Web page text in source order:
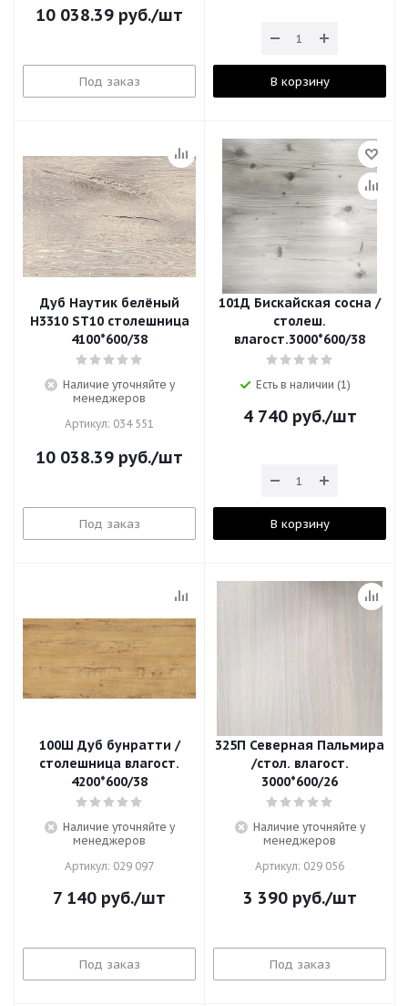
10 038.39 руб./шт
Под заказ В корзину
Дуб Наутик белёный
H3310 ST10 столешница
4100*600/38
Наличие уточняйте у
менеджеров
Артикул: 034 551
10 038.39 руб./шт
Под заказ
101Д Бискайская сосна /
столеш.
влагост.3000*600/38
Есть в наличии (1)
4 740руб./шт
В корзину
100Ш Дуб бунратти /
столешница влагост.
4200*600/38
Наличие уточняйте у
менеджеров
Артикул: 029 097
7 140 руб./шт
Под заказ
325П Северная Пальмира
/стол. влагост.
3000*600/26
Наличие уточняйте у
менеджеров
Артикул: 029 056
3 390руб./шт
Под заказ